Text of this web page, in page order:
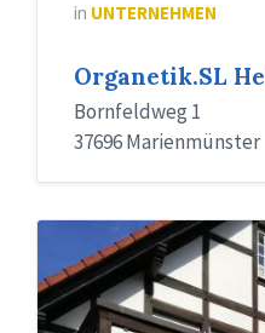
in UNTERNEHMEN
Organetik.SL
Bornfeldweg 1
37696 Marienmünster